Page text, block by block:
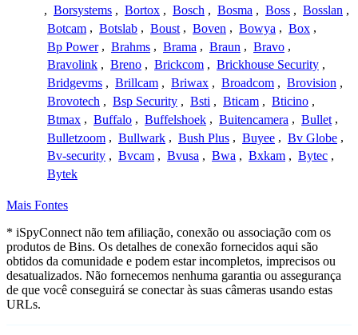
, Borsystems , Bortox , Bosch , Bosma , Boss , Bosslan ,
Botcam , Botslab , Boust , Boven , Bowya , Box ,
Bp Power , Brahms , Brama , Braun , Bravo ,
Bravolink , Breno , Brickcom , Brickhouse Security ,
Bridgevms , Brillcam , Briwax , Broadcom , Brovision ,
Brovotech , Bsp Security , Bsti , Bticam , Bticino ,
Btmax , Buffalo , Buffelshoek , Buitencamera , Bullet ,
Bulletzoom , Bullwark , Bush Plus , Buyee , Bv Globe ,
Bv-security , Bvcam , Bvusa , Bwa , Bxkam , Bytec ,
Bytek
Mais Fontes
* iSpyConnect não tem afiliação, conexão ou associação com os
produtos de Bins. Os detalhes de conexão fornecidos aqui são
obtidos da comunidade e podem estar incompletos, imprecisos ou
desatualizados. Não fornecemos nenhuma garantia ou assegurança
de que você conseguirá se conectar às suas câmeras usando estas
URLs.